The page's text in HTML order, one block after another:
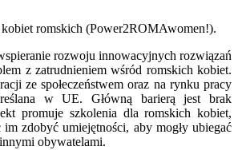
kobiet romskich (Power2ROMAwomen!).
rozwoju innowacyjnych rozwiązań
z zatrudnieniem wśród romskich kobiet.
ze społeczeństwem oraz na rynku pracy
w UE. Główną barierą jest brak
promuje szkolenia dla romskich kobiet,
zdobyć umiejętności, aby mogły ubiegać
obywatelami.